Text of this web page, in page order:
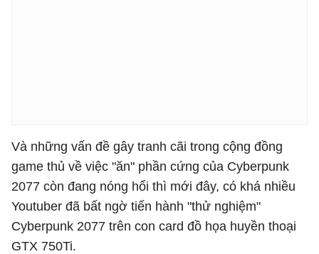
Và những vấn đề gây tranh cãi trong cộng đồng
game thủ về việc "ăn" phần cứng của Cyberpunk
2077 còn đang nóng hổi thì mới đây, có khá nhiều
Youtuber đã bất ngờ tiến hành "thử nghiệm"
Cyberpunk 2077 trên con card đồ họa huyền thoại
GTX 750Ti.